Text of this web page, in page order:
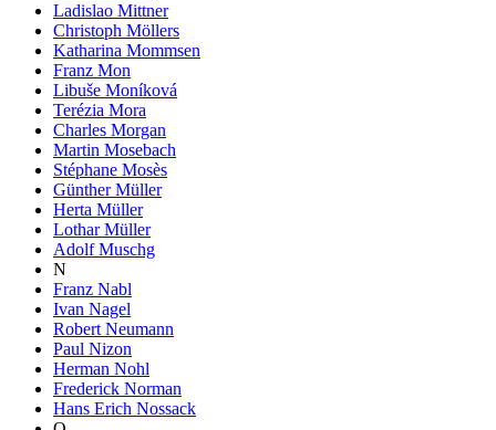
Ladislao Mittner
Christoph Möllers
Katharina Mommsen
Franz Mon
Libuše Moníková
Terézia Mora
Charles Morgan
Martin Mosebach
Stéphane Mosès
Günther Müller
Herta Müller
Lothar Müller
Adolf Muschg
N
Franz Nabl
Ivan Nagel
Robert Neumann
Paul Nizon
Herman Nohl
Frederick Norman
Hans Erich Nossack